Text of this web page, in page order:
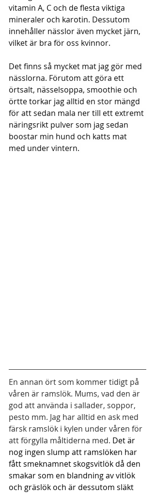
vitamin A, C och de flesta viktiga
mineraler och karotin. Dessutom
innehåller nässlor även mycket järn,
vilket är bra för oss kvinnor.
Det finns så mycket mat jag gör med
nässlorna. Förutom att göra ett
örtsalt, nässelsoppa, smoothie och
örtte torkar jag alltid en stor mängd
för att sedan mala ner till ett extremt
näringsrikt pulver som jag sedan
boostar min hund och katts mat
med under vintern.
En annan ört som kommer tidigt på
våren är ramslök. Mums, vad den är
god att använda i sallader, soppor,
pesto mm. Jag har alltid en ask med
färsk ramslök i kylen under våren för
att förgylla måltiderna med. Det är
nog ingen slump att ramslöken har
fått smeknamnet skogsvitlök då den
smakar som en blandning av vitlök
och gräslök och är dessutom släkt